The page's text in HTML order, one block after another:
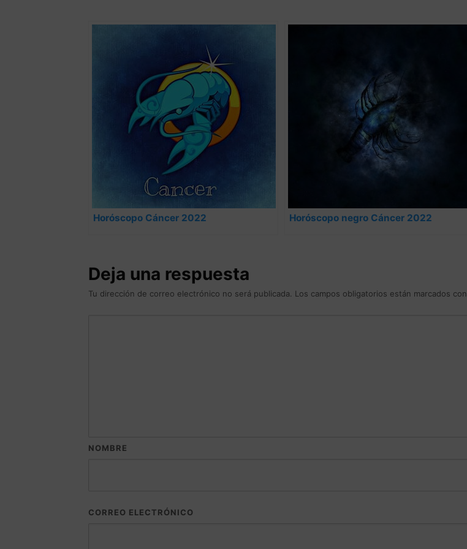
Horóscopo Cáncer 2022 Horóscopo negro Cáncer 2022
Deja una respuesta
Tu dirección de correo electrónico no será publicada. Los campos obligatorios están marcados con
NOMBRE
CORREO ELECTRÓNICO